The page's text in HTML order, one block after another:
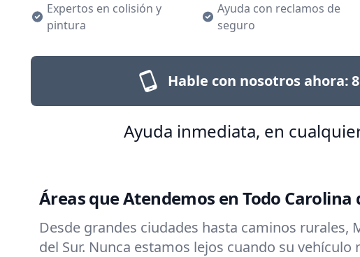
Expertos en colisión y
pintura
Ayuda con reclamos de
seguro
Hable con nosotros ahora:
Ayuda inmediata, en
Áreas que Atendemos en Todo Carolina
Desde grandes ciudades hasta caminos
del Sur. Nunca estamos lejos cuando su